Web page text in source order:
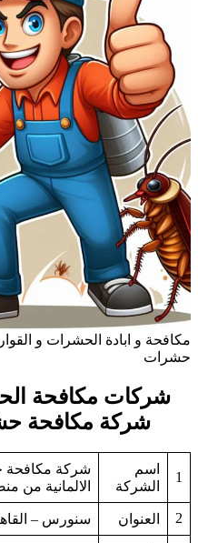
مكافحة و ابادة الحشرات و
حشرات
شركات مكافحة
شركة مكافحة
1
اسم
الشركة
شركة
الالمانية من
2 العنوان سنورس –